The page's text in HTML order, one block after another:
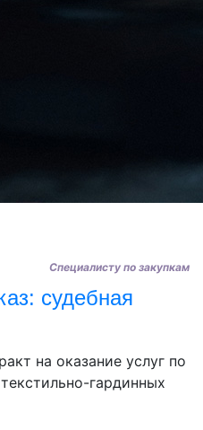
Специалисту по закупкам
судебная
на оказание услуг по
гардинных